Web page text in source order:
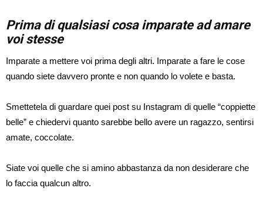
Prima di qualsiasi cosa imparate ad amare
voi stesse
Imparate a mettere voi prima degli altri. Imparate a fare le cose
quando siete davvero pronte e non quando lo volete e basta.
Smettetela di guardare quei post su Instagram di quelle “coppiette
belle” e chiedervi quanto sarebbe bello avere un ragazzo, sentirsi
amate, coccolate.
Siate voi quelle che si amino abbastanza da non desiderare che
lo faccia qualcun altro.